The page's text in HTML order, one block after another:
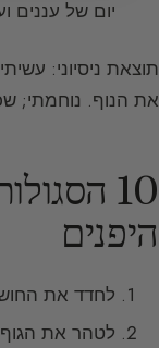
יום של עננים
תוצאת ניסיוני:
את הנוף. נוחמתי;
10
היפנים
לחדד את
לטהר את